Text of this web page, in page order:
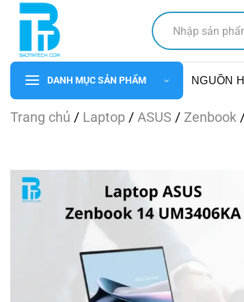
Chuyển
dung
kiếm:
DANH MỤC SẢN PHẨM NGUỒN
Trang chủ / Laptop / ASUS / Zenbook